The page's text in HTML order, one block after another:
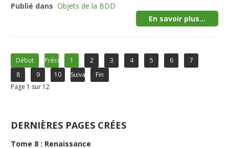
Publié dans Objets de la BDD
En savoir plus...
Début Précédent1 2 3 4 5 6
7
8
9 10 Suivant
Fin
Page 1 sur 12
DERNIÈRES PAGES CRÉES
Tome 8 : Renaissance